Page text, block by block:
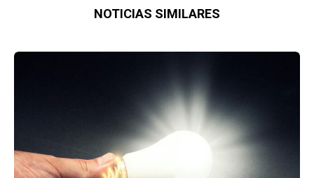
NOTICIAS SIMILARES